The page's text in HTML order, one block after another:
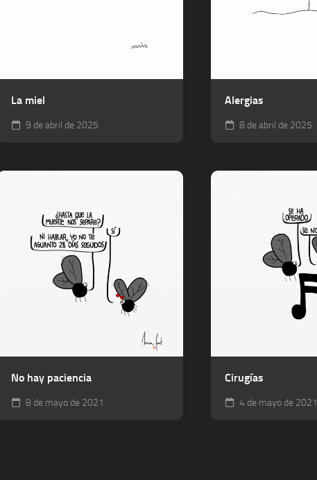
La miel
9 de abril de 2025
Alergias
8 de abril de 2025
No hay paciencia
8 de mayo de 2021
Cirugías
4 de mayo de 2021